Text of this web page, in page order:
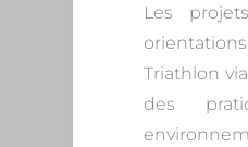
Les
Triathlon
des